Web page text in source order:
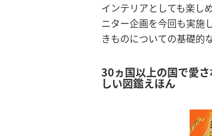
インテリアとしても楽し
ニター企画を今回も実施
きものについての基礎的
30ヵ国以上の国で愛
しい図鑑えほん